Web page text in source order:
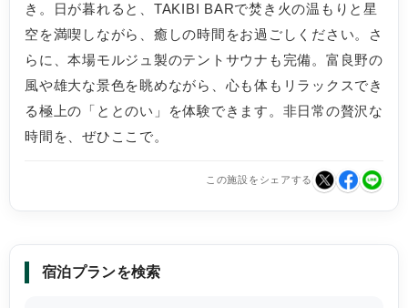
き。日が暮れると、TAKIBI BARで焚き火の温もりと星
空を満喫しながら、癒しの時間をお過ごしください。さ
らに、本場モルジュ製のテントサウナも完備。富良野の
風や雄大な景色を眺めながら、心も体もリラックスでき
る極上の「ととのい」を体験できます。非日常の贅沢な
時間を、ぜひここで。
この施設をシェアする
宿泊プランを検索